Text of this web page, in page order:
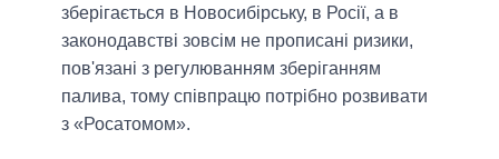
зберігається в Новосибірську, в Росії, а в
законодавстві зовсім не прописані ризики,
пов'язані з регулюванням зберіганням
палива, тому співпрацю потрібно розвивати
з «Росатомом».